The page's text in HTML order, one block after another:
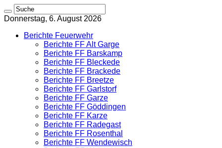
Donnerstag, 6. August 2026
Berichte Feuerwehr
Berichte FF Alt Garge
Berichte FF Barskamp
Berichte FF Bleckede
Berichte FF Brackede
Berichte FF Breetze
Berichte FF Garlstorf
Berichte FF Garze
Berichte FF Göddingen
Berichte FF Karze
Berichte FF Radegast
Berichte FF Rosenthal
Berichte FF Wendewisch